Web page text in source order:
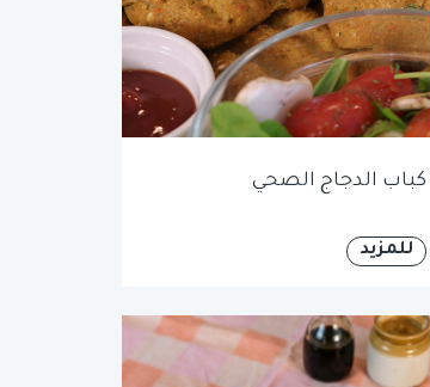
كباب الدجاج الصحي
للمزيد